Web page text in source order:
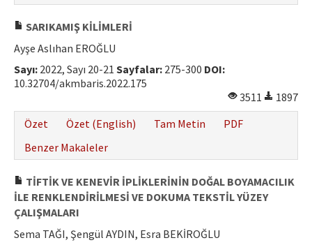
SARIKAMIŞ KİLİMLERİ
Ayşe Aslıhan EROĞLU
Sayı: 2022, Sayı 20-21 Sayfalar: 275-300 DOI:
10.32704/akmbaris.2022.175
3511
1897
Özet
Özet (English) Tam Metin
PDF
Benzer Makaleler
TİFTİK VE KENEVİR İPLİKLERİNİN DOĞAL BOYAMACILIK
İLE RENKLENDİRİLMESİ VE DOKUMA TEKSTİL YÜZEY
ÇALIŞMALARI
Sema TAĞI, Şengül AYDIN, Esra BEKİROĞLU